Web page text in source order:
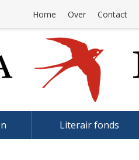
Home Over Contact
Literair fonds